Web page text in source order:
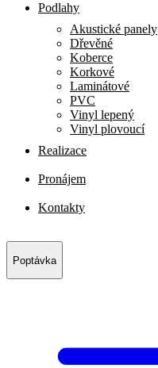
Podlahy
Akustické panely
Dřevěné
Koberce
Korkové
Laminátové
PVC
Vinyl lepený
Vinyl plovoucí
Realizace
Pronájem
Kontakty
Poptávka